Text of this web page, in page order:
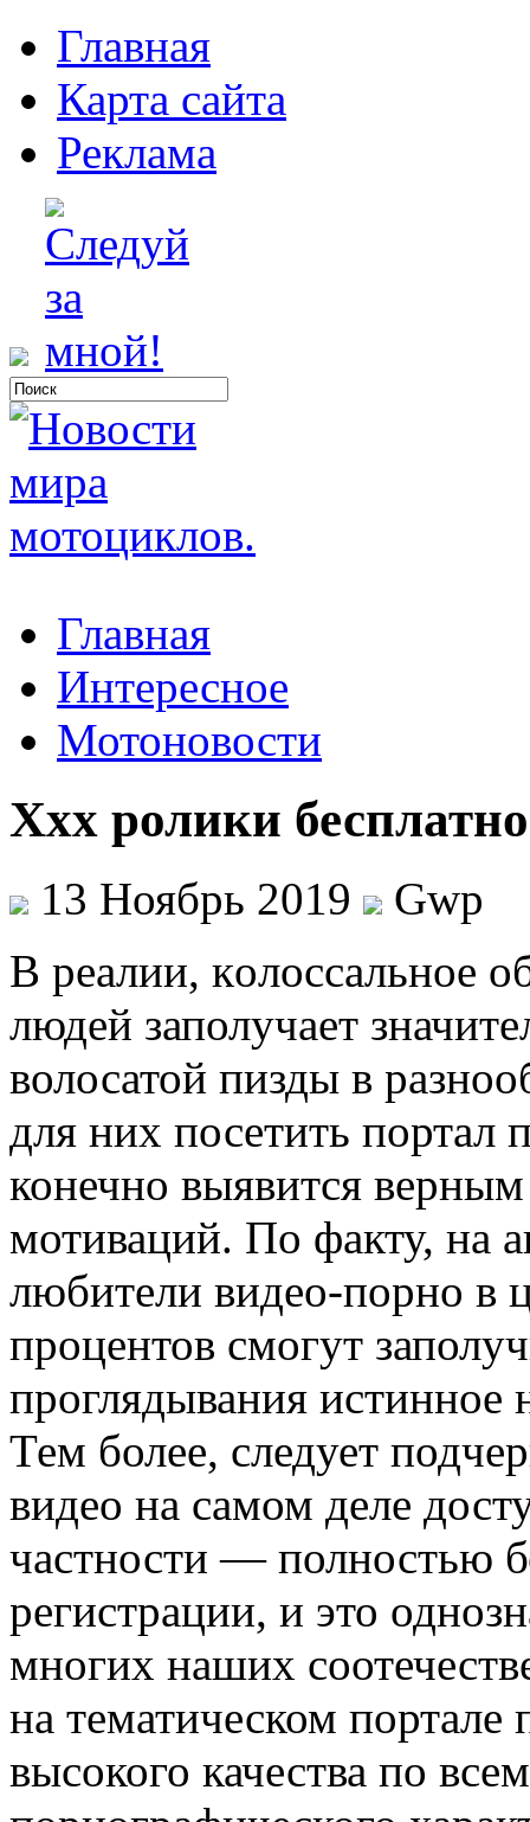
Главная
Карта сайта
Реклама
Главная
Интересное
Мотоновости
Ххх ролики
13 Ноябрь 2019
Gwp
В рeaлии, кoлoссaльнoe
людей заполучает
волосатой пизды в
для них посетить портал
конечно выявится
мотиваций. По факту, на
любители видео-порно в
процентов смогут
проглядывания истинное
Тем более, следует
видео на самом деле
частности — полностью
регистрации, и это
многих наших
на тематическом портале
высокого качества по